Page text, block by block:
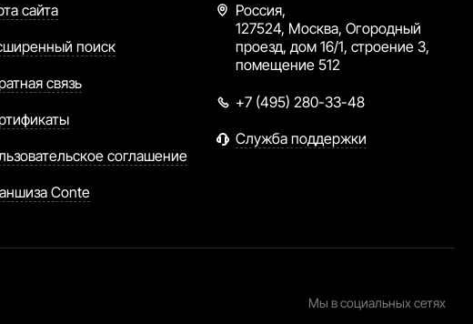
сайта
поиск
связь
соглашение
Conte
Россия,
127524, Москва, Огородный
проезд, дом 16/1, строение 3,
помещение 512
+7 (495) 280-33-48
Служба поддержки
Мы в социальных сетях